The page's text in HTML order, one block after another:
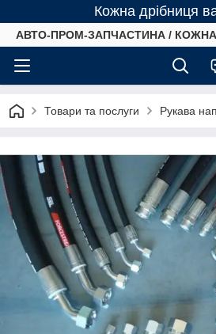
Кожна дрібниця
АВТО-ПРОМ-ЗАПЧАСТИНА / КОЖНА
Товари та послуги Рукава